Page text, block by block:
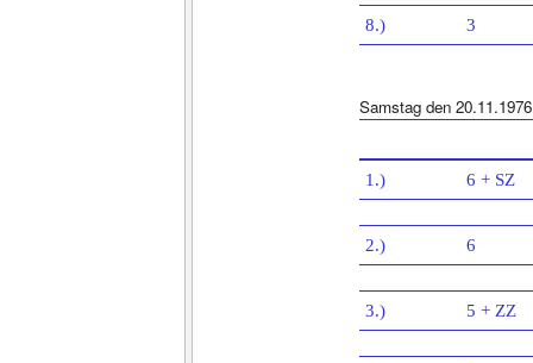
8.) 3
Samstag den 20.11.1976
1.) 6 + SZ
2.) 6
3.) 5 + ZZ